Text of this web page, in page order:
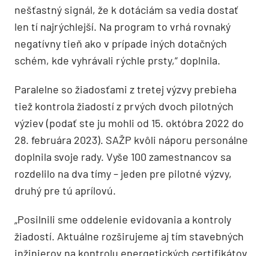
nešťastný signál, že k dotáciám sa vedia dostať
len tí najrýchlejší. Na program to vrhá rovnaký
negatívny tieň ako v prípade iných dotačných
schém, kde vyhrávali rýchle prsty,“ doplnila.
Paralelne so žiadosťami z tretej výzvy prebieha
tiež kontrola žiadostí z prvých dvoch pilotných
výziev (podať ste ju mohli od 15. októbra 2022 do
28. februára 2023). SAŽP kvôli náporu personálne
doplnila svoje rady. Vyše 100 zamestnancov sa
rozdelilo na dva tímy – jeden pre pilotné výzvy,
druhý pre tú aprílovú.
„Posilnili sme oddelenie evidovania a kontroly
žiadostí. Aktuálne rozširujeme aj tím stavebných
inžinierov na kontrolu energetických certifikátov